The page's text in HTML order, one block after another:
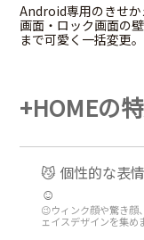
Android専用のきせ
画面・ロック画面の
まで可愛く一括変更。
+HOMEの
😼 個性的な表
☺️
😉ウィンク顔や驚き顔
ェイスデザインを集め